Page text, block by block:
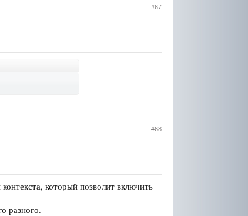
#67
#68
который позволит включить
разного.